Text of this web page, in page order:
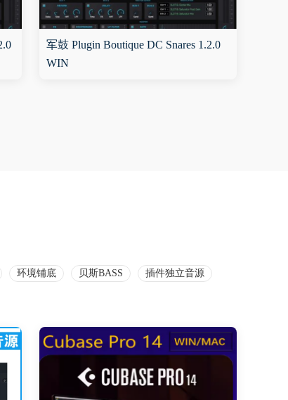
军鼓 Plugin Boutique DC Snares 1.2.0
WIN
环境铺底 贝斯BASS
插件独立音源